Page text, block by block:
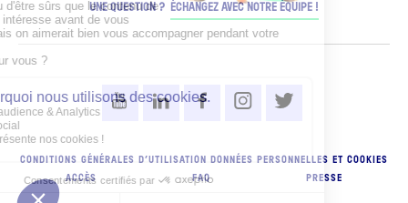
UNE QUESTION ? ÉCHANGEZ AVEC NOTRE ÉQUIPE !
CONDITIONS GÉNÉRALES D’UTILISATION
DONNÉES PERSONNELLES ET COOKIES
ACCÈS
FAQ PRESSE